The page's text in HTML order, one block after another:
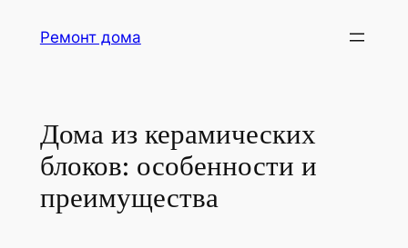
Ремонт дома
Дома из керамических
блоков: особенности и
преимущества